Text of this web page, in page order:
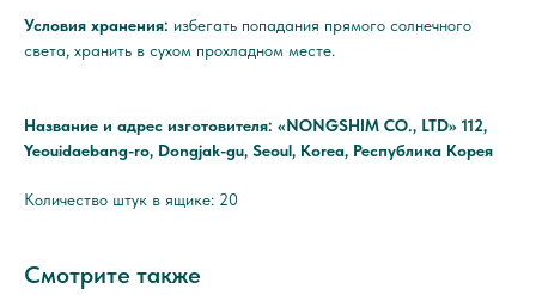
Условия хранения: избегать попадания прямого солнечного
света, хранить в сухом прохладном месте.
Название и адрес изготовителя: «NONGSHIM CO., LTD» 112,
Yeouidaebang-ro, Dongjak-gu, Seoul, Korea, Республика Корея
Количество штук в ящике: 20
Смотрите также